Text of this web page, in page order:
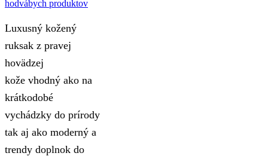
Luxusný kožený
ruksak z pravej
hovädzej
kože vhodný ako na
krátkodobé
vychádzky do prírody
tak aj ako moderný a
trendy doplnok do